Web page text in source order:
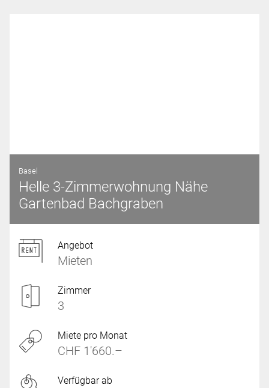
Basel
Helle 3-Zimmerwohnung Nähe
Gartenbad Bachgraben
Angebot
Mieten
Zimmer
3
Miete pro Monat
CHF 1'660.–
Verfügbar ab